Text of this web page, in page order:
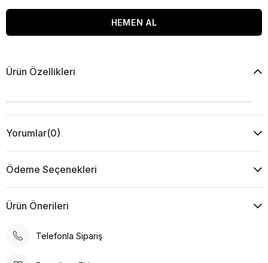
Ürün Özellikleri
Yorumlar(0)
Ödeme Seçenekleri
Ürün Önerileri
Telefonla Sipariş